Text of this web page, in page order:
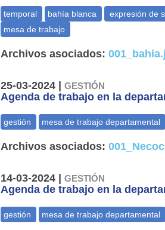
Archivos asociados:
25-03-2024 | GESTIÓN
Agenda de trabajo en la
Archivos asociados:
14-03-2024 | GESTIÓN
Agenda de trabajo en la